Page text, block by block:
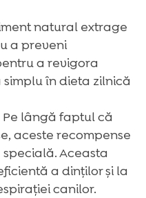
natural extrage
a preveni
a revigora
în dieta zilnică
lângă faptul că
aceste recompense
Aceasta
a dinților și la
canilor.